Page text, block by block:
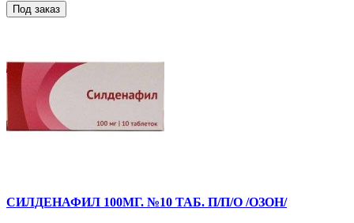
Под заказ
СИЛДЕНАФИЛ 100МГ. №10 ТАБ. П/П/О /ОЗОН/